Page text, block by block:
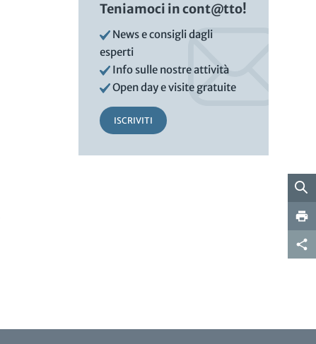
Teniamoci in cont@tto!
News e consigli dagli
esperti
Info sulle nostre attività
Open day e visite gratuite
ISCRIVITI